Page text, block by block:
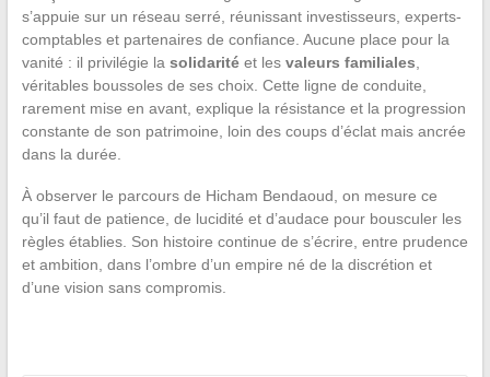
s’appuie sur un réseau serré, réunissant investisseurs, experts-
comptables et partenaires de confiance. Aucune place pour la
vanité : il privilégie la solidaritéet les valeurs familiales
véritables boussoles de ses choix. Cette ligne de conduite,
rarement mise en avant, explique la résistance et la progression
constante de son patrimoine, loin des coups d’éclat mais ancrée
dans la durée.
À observer le parcours de Hicham Bendaoud, on mesure ce
qu’il faut de patience, de lucidité et d’audace pour bousculer les
règles établies. Son histoire continue de s’écrire, entre prudence
et ambition, dans l’ombre d’un empire né de la discrétion et
d’une vision sans compromis.